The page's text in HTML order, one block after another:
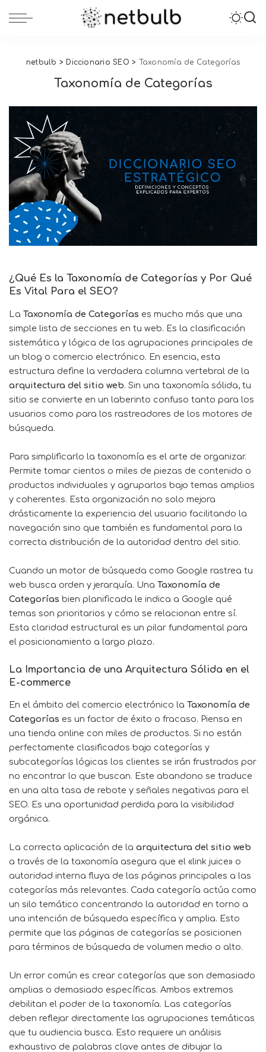
netbulb > Diccionario SEO > Taxonomía de Categorías
Taxonomía de Categorías
¿Qué Es la Taxonomía de Categorías y Por Qué
Es Vital Para el SEO?
La Taxonomía de Categorías es mucho más que una
simple lista de secciones en tu web. Es la clasificación
sistemática y lógica de las agrupaciones principales de
un blog o comercio electrónico. En esencia, esta
estructura define la verdadera columna vertebral de la
arquitectura del sitio web. Sin una taxonomía sólida, tu
sitio se convierte en un laberinto confuso tanto para los
usuarios como para los rastreadores de los motores de
búsqueda.
Para simplificarlo la taxonomía es el arte de organizar.
Permite tomar cientos o miles de piezas de contenido o
productos individuales y agruparlos bajo temas amplios
y coherentes. Esta organización no solo mejora
drásticamente la experiencia del usuario facilitando la
navegación sino que también es fundamental para la
correcta distribución de la autoridad dentro del sitio.
Cuando un motor de búsqueda como Google rastrea tu
web busca orden y jerarquía. Una Taxonomía de
Categorías bien planificada le indica a Google qué
temas son prioritarios y cómo se relacionan entre sí.
Esta claridad estructural es un pilar fundamental para
el posicionamiento a largo plazo.
La Importancia de una Arquitectura Sólida en el
E-commerce
En el ámbito del comercio electrónico la Taxonomía de
Categorías es un factor de éxito o fracaso. Piensa en
una tienda online con miles de productos. Si no están
perfectamente clasificados bajo categorías y
subcategorías lógicas los clientes se irán frustrados por
no encontrar lo que buscan. Este abandono se traduce
en una alta tasa de rebote y señales negativas para el
SEO. Es una oportunidad perdida para la visibilidad
orgánica.
La correcta aplicación de la arquitectura del sitio web
a través de la taxonomía asegura que el «link juice» o
autoridad interna fluya de las páginas principales a las
categorías más relevantes. Cada categoría actúa como
un silo temático concentrando la autoridad en torno a
una intención de búsqueda específica y amplia. Esto
permite que las páginas de categorías se posicionen
para términos de búsqueda de volumen medio o alto.
Un error común es crear categorías que son demasiado
amplias o demasiado específicas. Ambos extremos
debilitan el poder de la taxonomía. Las categorías
deben reflejar directamente las agrupaciones temáticas
que tu audiencia busca. Esto requiere un análisis
exhaustivo de palabras clave antes de dibujar la